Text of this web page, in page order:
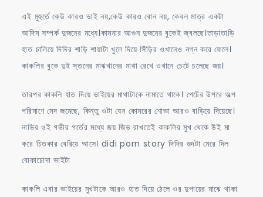
এই মুহুর্তে কেউ কারও ভাই নয়,কেউ কারও বোন নয়, কেবল মাত্র একটা
আদিম সম্পর্ক দুজনের মধ্যে।কামনার আগুন দুজনের বুকেই জ্বলছে।তাড়াতাড়ি
হাত চালিয়ে দিদির শাড়ি শায়াটা খুলে দিয়ে সিঁড়ির ওখানেও নগ্ন করে ফেলে।
কাকলির বুকে দুই স্তনের মাঝখানের মাথা রেখে ওখানে চেটে চলেছে জয়।
তারপর কাকলি হাত দিয়ে ভাইয়ের মাথাটাকে নামাতে থাকে। পেটের উপরে অল্প
পরিমাণে মেদ জমেছে, কিন্তু ওটা যেন কোমরের শোভা আরও বাড়িয়ে দিয়েছে।
নাভির ওই গভীর গর্তের মধ্যে জয় জিভ রাখতেই কাকলির মুখ থেকে উই মা
করে চিতকার বেরিয়ে আসে। didi porn story দিদির গুদটা মেরে দিল
বোকাচোদা ভাইটা
কাকলি এবার ভাইয়ের মুখটাকে আরও হাত দিয়ে ঠেলে ওর দুপায়ের মাঝে থাকা